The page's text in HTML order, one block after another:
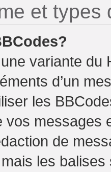
et types
variante du
d’un
les
messages
de
les